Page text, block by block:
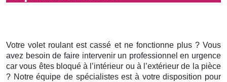
Votre volet roulant est cassé et ne fonctionne plus ? Vous
avez besoin de faire intervenir un professionnel en urgence
car vous êtes bloqué à l’intérieur ou à l’extérieur de la pièce
? Notre équipe de spécialistes est à votre disposition pour